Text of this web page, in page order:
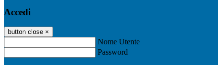
Accedi
button close ×
Nome Utente
Password